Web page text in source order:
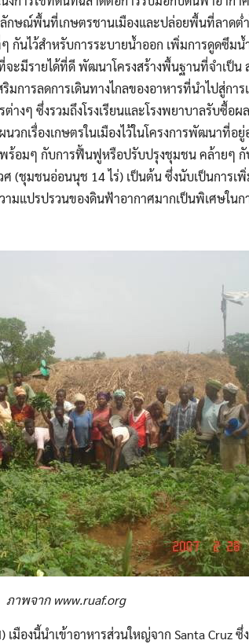
ลักษณ์พื้นที่เกษตรชานเมืองและปล่อยพื้นที่ลาดต่
นไว้สำหรับการระบายน้ำออก เพิ่มการดูดซึมน้ำ
ะมีรายได้ที่ดี พัฒนาโครงสร้างพื้นฐานที่จำเป็น
มการลดการเดินทางไกลของอาหารที่นำไปสู่กา
างๆ ซึ่งรวมถึงโรงเรียนและโรงพยาบาลรับซื้อผ
วกเรื่องเกษตรในเมืองไว้ในโครงการพัฒนาที่อ
อมๆ กับการฟื้นฟูหรือปรับปรุงชุมชน คล้ายๆ กั
ศ (ชุมชนอ่อนนุช 14 ไร่) เป็นต้น ซึ่งนับเป็นการ
มแปรปรวนของดินฟ้าอากาศมากเป็นพิเศษใน
ภาพจาก www.ruaf.org
องนี้นำเข้าอาหารส่วนใหญ่จาก Santa Cruz ซึ่